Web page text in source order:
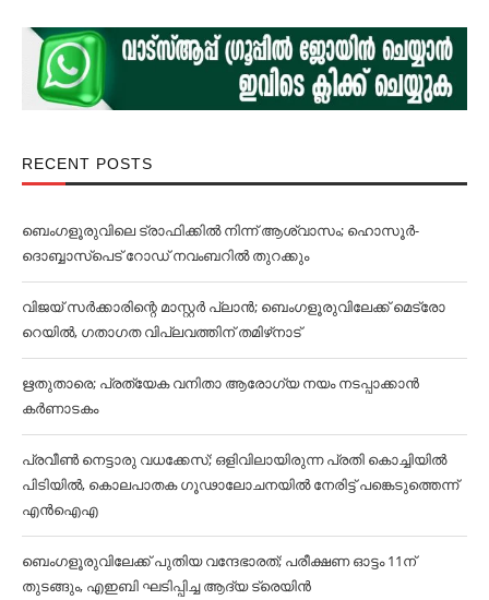
RECENT POSTS
ബെംഗളൂരുവിലെ ട്രാഫിക്കില്‍ നിന്ന് ആശ്വാസം; ഹൊസൂര്‍-
ദൊബ്ബാസ്പെട് റോഡ് നവംബറില്‍ തുറക്കും
വിജയ് സര്‍ക്കാരിന്റെ മാസ്റ്റര്‍ പ്ലാന്‍; ബെംഗളൂരുവിലേക്ക് മെട്രോ
റെയില്‍, ഗതാഗത വിപ്ലവത്തിന് തമിഴ്‌നാട്
ഋതുതാരെ; പ്രത്യേക വനിതാ ആരോഗ്യ നയം നടപ്പാക്കാൻ
കര്‍ണാടകം
പ്രവീൺ നെട്ടാരു വധക്കേസ്; ഒളിവിലായിരുന്ന പ്രതി കൊച്ചിയിൽ
പിടിയിൽ, കൊലപാതക ഗൂഢാലോചനയിൽ നേരിട്ട് പങ്കെടുത്തെന്ന്
എൻഐഎ
ബെംഗളൂരുവിലേക്ക് പുതിയ വന്ദേഭാരത്; പരീക്ഷണ ഓട്ടം 11ന്
തുടങ്ങും, എഇബി ഘടിപ്പിച്ച ആദ്യ ട്രെയിന്‍